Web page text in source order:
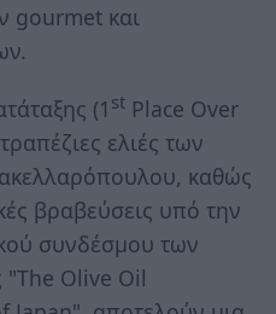
gourmet και
(1 st Place Over
ελιές των
καθώς
βραβεύσεις υπό την
συνδέσμου των
"The Olive Oil